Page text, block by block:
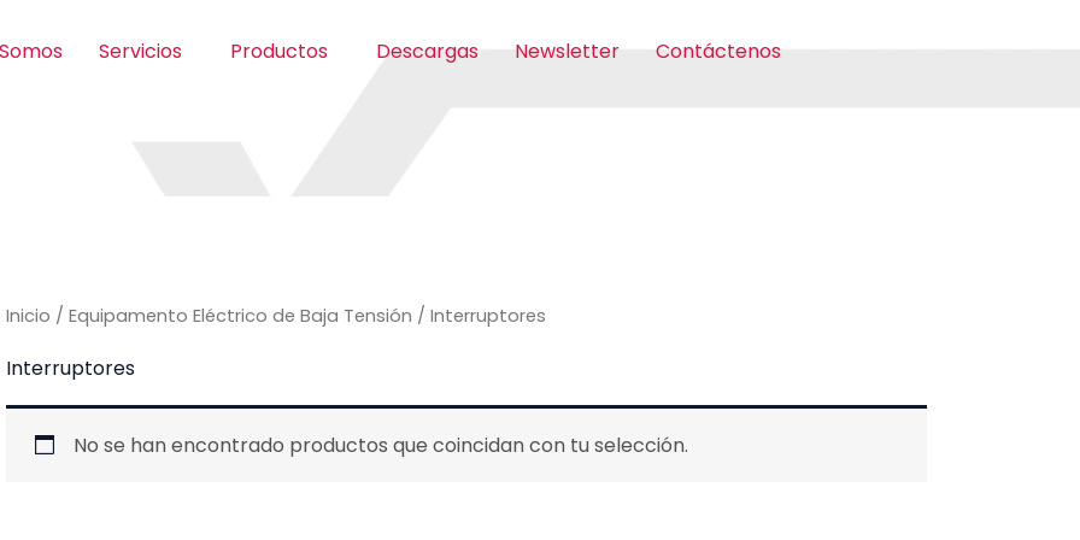
Servicios Productos Descargas Newsletter Contáctenos
Inicio / Equipamento Eléctrico de Baja Tensión / Interruptores
Interruptores
No se han encontrado productos que coincidan con tu selección.